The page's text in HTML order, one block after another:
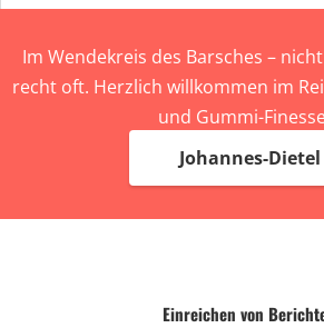
Im Wendekreis des Barsches –
recht oft. Herzlich willkommen im
und Gummi-
Johannes-Dietel
Einreichen von